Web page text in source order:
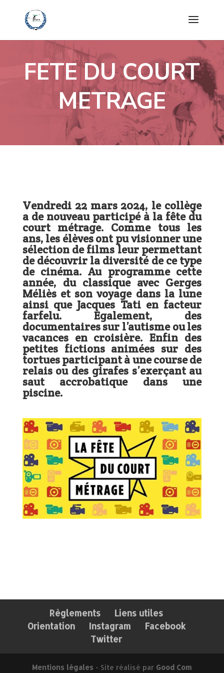
FETE DU COURT
METRAGE
Vendredi 22 mars 2024, le collège
a de nouveau participé à la fête du
court métrage. Comme tous les
ans, les élèves ont pu visionner une
sélection de films leur permettant
de découvrir la diversité de ce type
de cinéma. Au programme cette
année, du classique avec Gerges
Méliès et son voyage dans la lune
ainsi que Jacques Tati en facteur
farfelu. Egalement, des
documentaires sur l’autisme ou les
vacances en croisière. Enfin des
petites fictions animées sur des
tortues participant à une course de
relais ou des girafes s’exerçant au
saut accrobatique dans une
piscine.
Règlements
Liens utiles
Orientation
Instagram
Facebook
Twitter
Mentions légales - Site réalisé par Good Com